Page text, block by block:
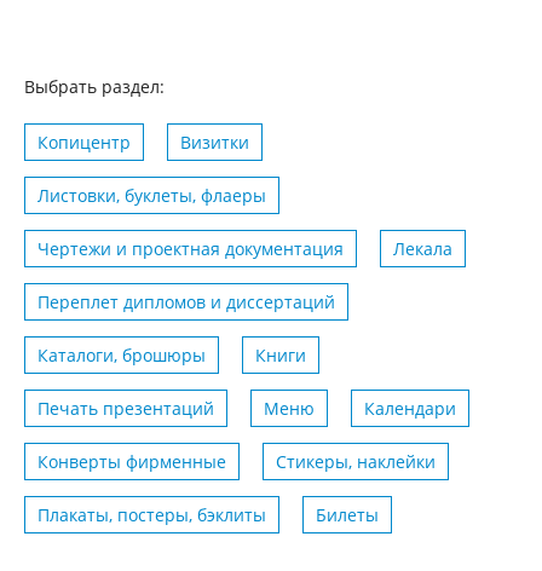
Выбрать раздел:
Копицентр Визитки
Листовки, буклеты, флаеры
Чертежи и проектная документация Лекала
Переплет дипломов и диссертаций
Каталоги, брошюры Книги
Печать презентаций Меню Календари
Конверты фирменные Стикеры, наклейки
Плакаты, постеры, бэклиты Билеты